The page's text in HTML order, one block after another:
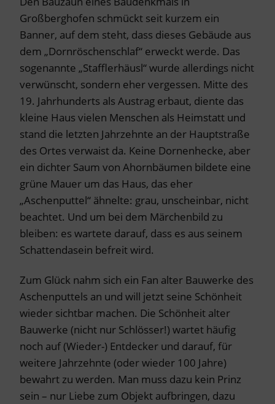
Großberghofen schmückt seit kurzem ein
Banner, auf dem steht, dass dieses Gebäude aus
dem „Dornröschenschlaf“ erweckt werde. Das
sogenannte „Stafflerhäusl“ wurde allerdings nicht
verwünscht, sondern eher vergessen. Mitte des
19. Jahrhunderts als Austrag erbaut, diente das
kleine Haus vielen Menschen als Heimstatt und
stand die letzten Jahrzehnte an der Hauptstraße
des Ortes verwaist da. Keine Dornenhecke, aber
ein dichter Saum von Ahornbäumen bildete eine
grüne Mauer um das Haus, das eher
„Aschenputtel“ ähnelte: grau, unscheinbar, nicht
beachtet. Und um bei dem Märchenbild zu
bleiben: es wartete darauf, dass es aus seinem
Schattendasein befreit wird.
Zum Glück nahm sich ein Fan alter Bauwerke des
Aschenputtels an und will jetzt seine Schönheit
wieder sichtbar machen. Die Schönheit alter
Bauwerke (nicht nur Schlösser!) wartet häufig
noch auf (Wieder-) Entdecker und darauf, für
weitere Jahrzehnte (oder wieder 100 Jahre)
bewahrt zu werden. Man muss dazu kein Prinz
sein – nur Liebe zum Objekt aufbringen, dazu